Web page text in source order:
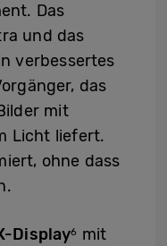
Das
und das
verbessertes
das
mit
Licht liefert.
ohne dass
Display6
mit